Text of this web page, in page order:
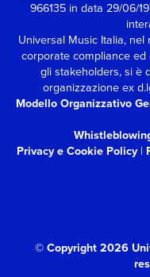
966135 in data 29/06/
Universal Music Italia,
corporate compliance
gli stakeholders,si è
organizzazione ex
Modello Organizzativo
Privacy e Cookie Policy|
© Copyright 2026